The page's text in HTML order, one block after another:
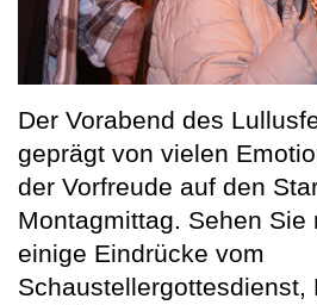
Der Vorabend des
geprägt von vielen
der Vorfreude auf den
Montagmittag. Sehen Sie
einige Eindrücke vom
Schaustellergottesdienst,